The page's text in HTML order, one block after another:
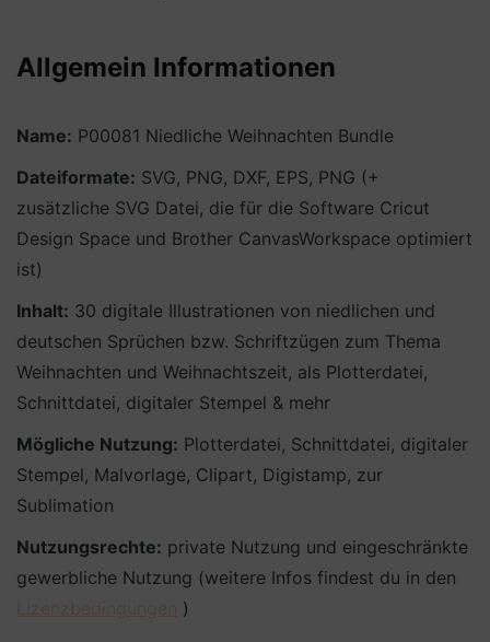
Allgemein Informationen
Name: P00081 Niedliche Weihnachten Bundle
Dateiformate: SVG, PNG, DXF, EPS, PNG (+
zusätzliche SVG Datei, die für die Software Cricut
Design Space und Brother CanvasWorkspace optimiert
ist)
Inhalt: 30 digitale Illustrationen von niedlichen und
deutschen Sprüchen bzw. Schriftzügen zum Thema
Weihnachten und Weihnachtszeit, als Plotterdatei,
Schnittdatei, digitaler Stempel & mehr
Mögliche Nutzung: Plotterdatei, Schnittdatei, digitaler
Stempel, Malvorlage, Clipart, Digistamp, zur
Sublimation
Nutzungsrechte: private Nutzung und eingeschränkte
gewerbliche Nutzung (weitere Infos findest du in den
)